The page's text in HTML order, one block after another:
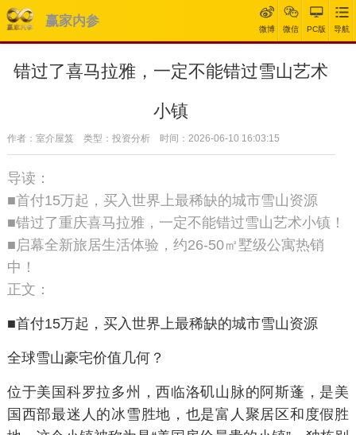
赢家内参
微博 微信 PC版 导航
错过了喜马拉雅，一定不能错过雪山艺术
小镇
作者：室介屋笈 类型：投资分析 时间：2026-06-10 16:03:15
导读：
■首付15万起，买入世界上最稀缺的城市雪山资源
■错过了重庆喜马拉雅，一定不能错过雪山艺术小镇！
■启幕全新旅居生活体验，约26-50㎡墅级公寓热销
中！
正文：
■首付15万起， 买入世界上最稀缺的城市雪山资源
全球雪山豪宅价值几何？
位于美国科罗拉多州，西临洛矶山脉的阿斯蓬，是美
国西部最迷人的冰雪胜地，也是富人聚居区和度假胜